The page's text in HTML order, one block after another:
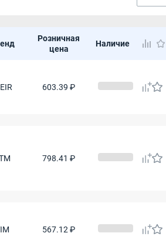
Розничная
цена
Наличие
603.39 ₽
798.41 ₽
567.12 ₽